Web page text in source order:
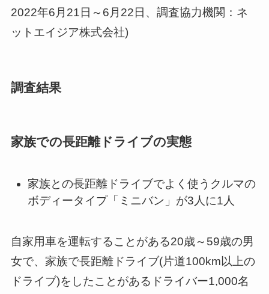
2022年6月21日～6月22日、調査協力機関：ネ
ットエイジア株式会社)
調査結果
家族での長距離ドライブの実態
家族との長距離ドライブでよく使うクルマの
ボディータイプ「ミニバン」が3人に1人
自家用車を運転することがある20歳～59歳の男
女で、家族で長距離ドライブ(片道100km以上の
ドライブ)をしたことがあるドライバー1,000名